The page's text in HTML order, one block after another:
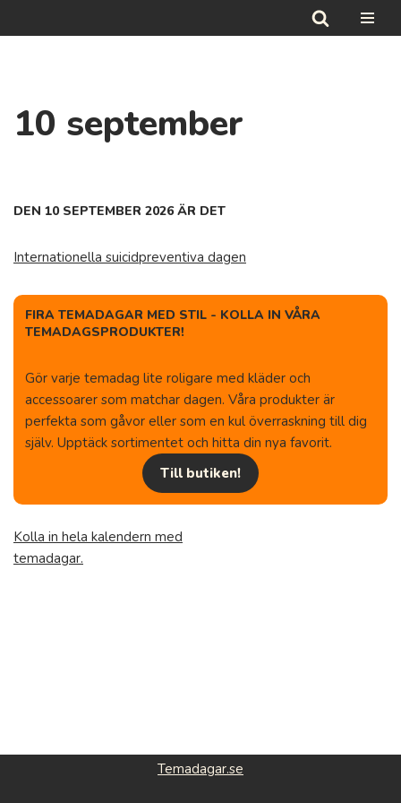
10 september
DEN 10 SEPTEMBER 2026 ÄR DET
Internationella suicidpreventiva dagen
FIRA TEMADAGAR MED STIL - KOLLA IN VÅRA
TEMADAGSPRODUKTER!
Gör varje temadag lite roligare med kläder och
accessoarer som matchar dagen. Våra produkter är
perfekta som gåvor eller som en kul överraskning till dig
själv. Upptäck sortimentet och hitta din nya favorit.
Till butiken!
Kolla in hela kalendern med
temadagar.
Temadagar.se